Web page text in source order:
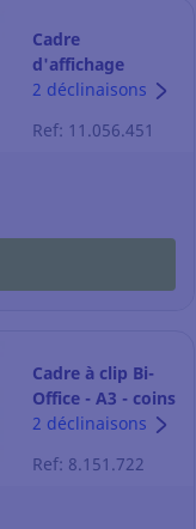
Cadre
d'affichage
Durable
adhésif - noir -
2 déclinaisons
Ref: 11.056.451
Cadre à clip Bi-
Office - A3 - coins
arrondis -
2 déclinaisons
Ref: 8.151.722